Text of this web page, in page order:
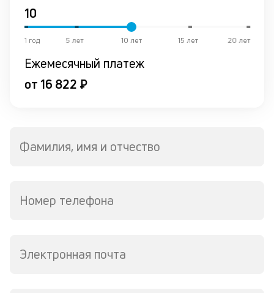
20 лет
15 лет
10 лет
5 лет
1 год
Ежемесячный платеж
от 16 822 ₽
Фамилия, имя и отчество
Номер телефона
Электронная почта